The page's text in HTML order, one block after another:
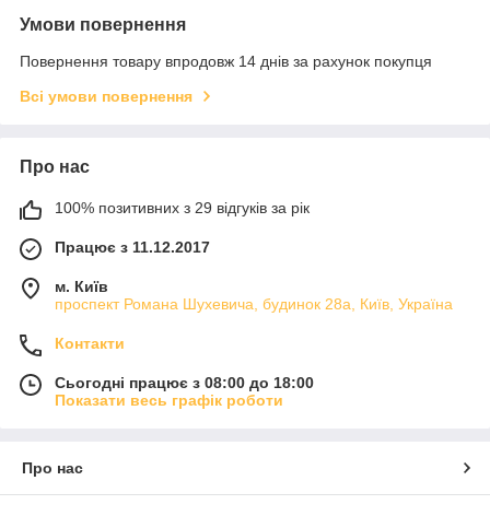
Умови повернення
Повернення товару впродовж 14 днів за рахунок покупця
Всі умови повернення
Про нас
100% позитивних з 29 відгуків за рік
Працює з 11.12.2017
м. Київ
проспект Романа Шухевича, будинок 28а, Київ, Україна
Контакти
Сьогодні працює з 08:00 до 18:00
Показати весь графік роботи
Про нас